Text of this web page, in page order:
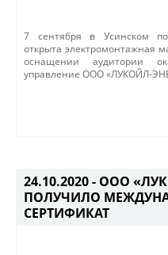
​​7 сентября в Усинском
открыта электромонтажная
оснащении аудитории
управление ООО «ЛУКОЙЛ-
24.10.2020 - ООО
ПОЛУЧИЛО
СЕРТИФИКАТ